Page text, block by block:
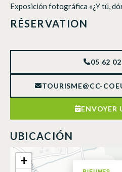
Exposición fotográfica «¿Y tú,
RÉSERVATION
05 62
TOURISME@CC-
ENVOYER
UBICACIÓN
+